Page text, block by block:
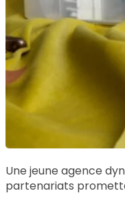
Une jeune agence
partenariats